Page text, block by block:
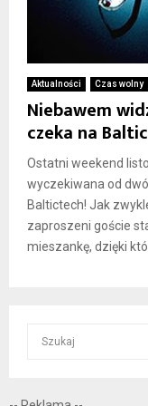
Aktualności Czas wolny
Niebawem
czeka na
Ostatni weekend
wyczekiwana od
Baltictech! Jak
zaproszeni goście
mieszankę, dzięki